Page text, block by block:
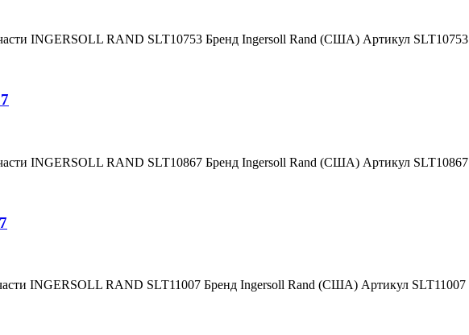
INGERSOLL RAND SLT10753 Бренд Ingersoll Rand (США) Артикул SLT10753
INGERSOLL RAND SLT10867 Бренд Ingersoll Rand (США) Артикул SLT10867
INGERSOLL RAND SLT11007 Бренд Ingersoll Rand (США) Артикул SLT11007